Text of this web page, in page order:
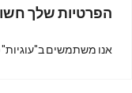
הפרטיות שלך
אנו משתמשים